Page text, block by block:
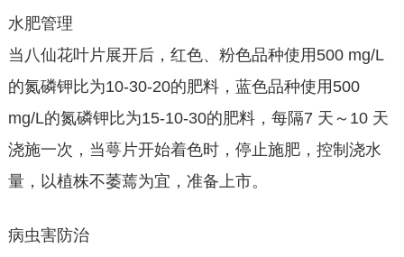
水肥管理
当八仙花叶片展开后，红色、粉色品种使用500 mg/L
的氮磷钾比为10-30-20的肥料，蓝色品种使用500
mg/L的氮磷钾比为15-10-30的肥料，每隔7 天～10 天
浇施一次，当萼片开始着色时，停止施肥，控制浇水
量，以植株不萎蔫为宜，准备上市。
病虫害防治